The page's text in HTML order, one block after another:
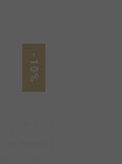
-10%